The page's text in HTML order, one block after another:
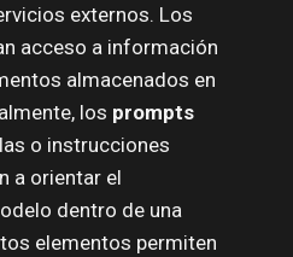
externos. Los
acceso a información
almacenados en
los prompts
o instrucciones
a orientar el
dentro de una
elementos permiten